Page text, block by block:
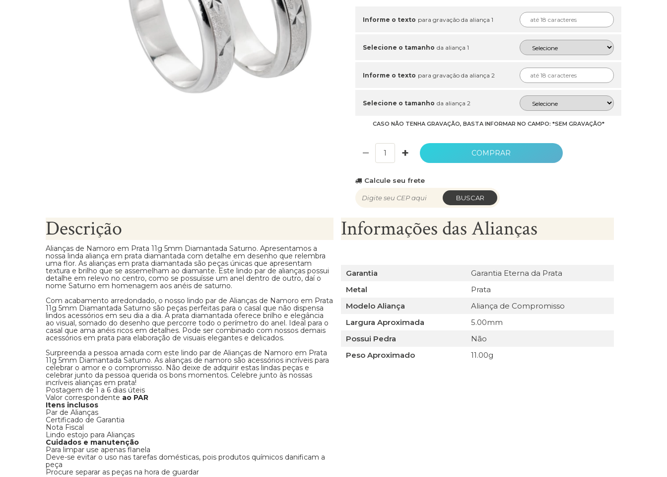
Informe o texto para gravação da aliança 1
Informe o texto para gravação da aliança 2
Selecione o tamanho da aliança 1
Selecione o tamanho da aliança 2
CASO NÃO TENHA GRAVAÇÃO, BASTA INFORMAR NO CAMPO: *SEM GRAVAÇÃO*
− + COMPRAR
Calcule seu frete
BUSCAR
Descrição
Alianças de Namoro em Prata 11g 5mm Diamantada Saturno. Apresentamos a
nossa linda aliança em prata diamantada com detalhe em desenho que relembra
uma flor. As alianças em prata diamantada são peças únicas que apresentam
textura e brilho que se assemelham ao diamante. Este lindo par de alianças possui
detalhe em relevo no centro, como se possuísse um anel dentro de outro, daí o
nome Saturno em homenagem aos anéis de saturno.
Com acabamento arredondado, o nosso lindo par de Alianças de Namoro em Prata
11g 5mm Diamantada Saturno são peças perfeitas para o casal que não dispensa
lindos acessórios em seu dia a dia. A prata diamantada oferece brilho e elegância
ao visual, somado do desenho que percorre todo o perímetro do anel. Ideal para o
casal que ama anéis ricos em detalhes. Pode ser combinado com nossos demais
acessórios em prata para elaboração de visuais elegantes e delicados.
Surpreenda a pessoa amada com este lindo par de Alianças de Namoro em Prata
11g 5mm Diamantada Saturno. As alianças de namoro são acessórios incríveis para
celebrar o amor e o compromisso. Não deixe de adquirir estas lindas peças e
celebrar junto da pessoa querida os bons momentos. Celebre junto às nossas
incríveis alianças em prata!
Postagem de 1 a 6 dias úteis
Valor correspondente ao PAR
Itens inclusos
Par de Alianças
Certificado de Garantia
Nota Fiscal
Lindo estojo para Alianças
Cuidados e manutenção
Para limpar use apenas flanela
Deve-se evitar o uso nas tarefas domésticas, pois produtos químicos danificam a
peça
Procure separar as peças na hora de guardar
Informações das Alianças
Garantia
Garantia Eterna da Prata
Metal
Prata
Modelo Aliança
Aliança de Compromisso
Largura Aproximada
5.00mm
Possui Pedra
Não
Peso Aproximado
11.00g